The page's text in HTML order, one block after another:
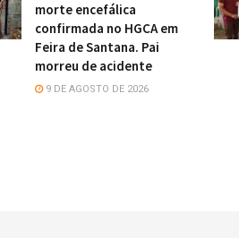
morte encefálica
confirmada no HGCA em
Feira de Santana. Pai
morreu de acidente
9 DE AGOSTO DE 2026